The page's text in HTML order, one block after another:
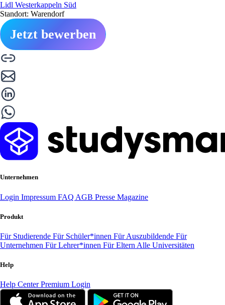
Lidl Westerkappeln Süd
Standort: Warendorf
Jetzt bewerben
Unternehmen
Login Impressum FAQ AGB Presse Magazine
Produkt
Für Studierende Für Schüler*innen Für Auszubildende Für
Unternehmen Für Lehrer*innen Für Eltern Alle Universitäten
Help
Help CenterPremium Login